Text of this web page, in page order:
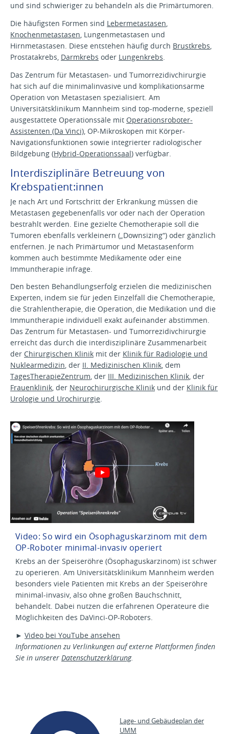
und sind schwieriger zu behandeln als die Primärtumoren.
Die häufigsten Formen sind Lebermetastasen,
Knochenmetastasen, Lungenmetastasen und
Hirnmetastasen. Diese entstehen häufig durch Brustkrebs,
Prostatakrebs, Darmkrebs oder Lungenkrebs.
Das Zentrum für Metastasen- und Tumorrezidivchirurgie
hat sich auf die minimalinvasive und komplikationsarme
Operation von Metastasen spezialisiert. Am
Universitätsklinikum Mannheim sind top-moderne, speziell
ausgestattete Operationssäle mit Operationsroboter-
Assistenten (Da Vinci) , OP-Mikroskopen mit Körper-
Navigationsfunktionen sowie integrierter radiologischer
Bildgebung (Hybrid-Operationssaal) verfügbar.
Interdisziplinäre Betreuung von
Krebspatient:innen
Je nach Art und Fortschritt der Erkrankung müssen die
Metastasen gegebenenfalls vor oder nach der Operation
bestrahlt werden. Eine gezielte Chemotherapie soll die
Tumoren ebenfalls verkleinern („Downsizing“) oder gänzlich
entfernen. Je nach Primärtumor und Metastasenform
kommen auch bestimmte Medikamente oder eine
Immuntherapie infrage.
Den besten Behandlungserfolg erzielen die medizinischen
Experten, indem sie für jeden Einzelfall die Chemotherapie,
die Strahlentherapie, die Operation, die Medikation und die
Immuntherapie individuell exakt aufeinander abstimmen.
Das Zentrum für Metastasen- und Tumorrezidivchirurgie
erreicht das durch die interdisziplinäre Zusammenarbeit
der Chirurgischen Klinik mit der Klinik für Radiologie und
Nuklearmedizin, der II. Medizinischen Klinik, dem
TagesTherapieZentrum, der III. Medizinischen Klinik, der
Frauenklinik, der Neurochirurgische Klinik und der Klinik für
Urologie und Urochirurgie.
Video: So wird ein Ösophaguskarzinom mit dem
OP-Roboter minimal-invasiv operiert
Krebs an der Speiseröhre (Ösophaguskarzinom) ist schwer
zu operieren. Am Universitätsklinikum Mannheim werden
besonders viele Patienten mit Krebs an der Speiseröhre
minimal-invasiv, also ohne großen Bauchschnitt,
behandelt. Dabei nutzen die erfahrenen Operateure die
Möglichkeiten des DaVinci-OP-Roboters.
► Video bei YouTube ansehen
Informationen zu Verlinkungen auf externe Plattformen finden
Sie in unserer Datenschutzerklärung.
Lage- und Gebäudeplan der
UMM